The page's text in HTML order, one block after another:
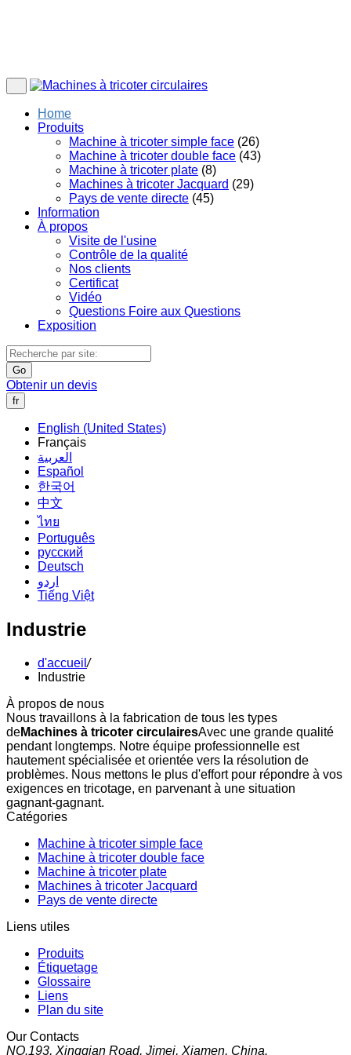
Home
Produits
Machine à tricoter simple face (26)
Machine à tricoter double face (43)
Machine à tricoter plate (8)
Machines à tricoter Jacquard (29)
Pays de vente directe (45)
Information
À propos
Visite de l'usine
Contrôle de la qualité
Nos clients
Certificat
Vidéo
Questions Foire aux Questions
Exposition
Go
Obtenir un devis
fr
English (United States)
Français
العربية
Español
한국어
中文
ไทย
Português
русский
Deutsch
اردو
Tiếng Việt
Industrie
d'accueil/
Industrie
À propos de nous
Nous travaillons à la fabrication de tous les types
deMachines à tricoter circulairesAvec une grande qualité
pendant longtemps. Notre équipe professionnelle est
hautement spécialisée et orientée vers la résolution de
problèmes. Nous mettons le plus d'effort pour répondre à vos
exigences en tricotage, en parvenant à une situation
gagnant-gagnant.
Catégories
Machine à tricoter simple face
Machine à tricoter double face
Machine à tricoter plate
Machines à tricoter Jacquard
Pays de vente directe
Liens utiles
Produits
Étiquetage
Glossaire
Liens
Plan du site
Our Contacts
NO.193, Xingqian Road, Jimei, Xiamen, China.